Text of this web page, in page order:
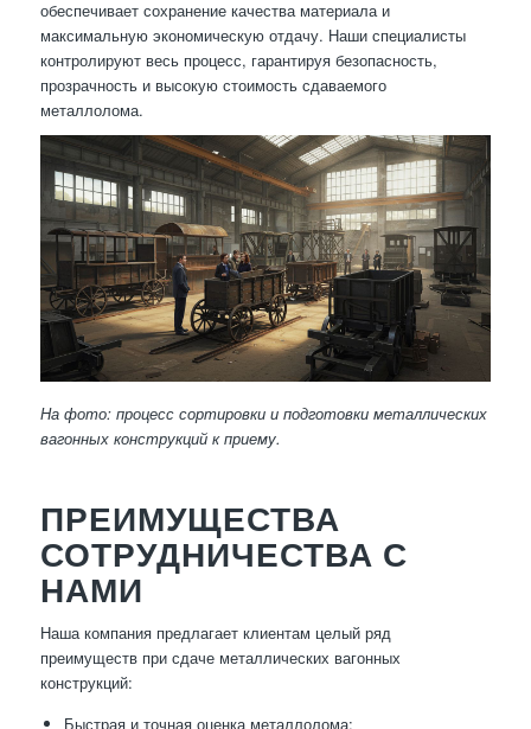
обеспечивает сохранение качества материала и
максимальную экономическую отдачу. Наши специалисты
контролируют весь процесс, гарантируя безопасность,
прозрачность и высокую стоимость сдаваемого
металлолома.
На фото: процесс сортировки и подготовки металлических
вагонных конструкций к приему.
ПРЕИМУЩЕСТВА
СОТРУДНИЧЕСТВА С
НАМИ
Наша компания предлагает клиентам целый ряд
преимуществ при сдаче металлических вагонных
конструкций:
Быстрая и точная оценка металлолома;